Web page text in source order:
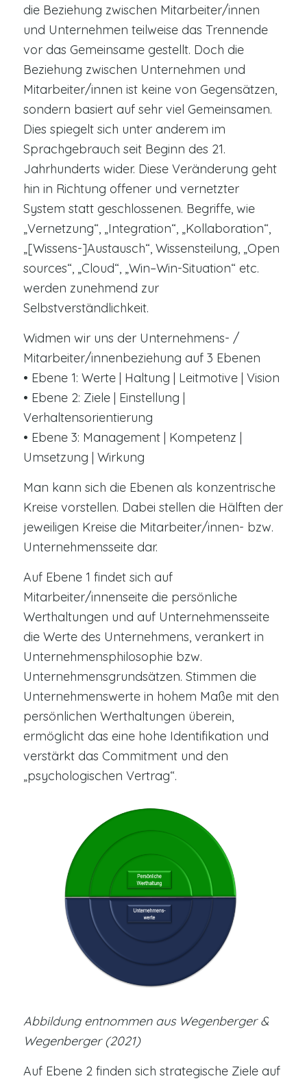
die Beziehung zwischen Mitarbeiter/innen
und Unternehmen teilweise das Trennende
vor das Gemeinsame gestellt. Doch die
Beziehung zwischen Unternehmen und
Mitarbeiter/innen ist keine von Gegensätzen,
sondern basiert auf sehr viel Gemeinsamen.
Dies spiegelt sich unter anderem im
Sprachgebrauch seit Beginn des 21.
Jahrhunderts wider. Diese Veränderung geht
hin in Richtung offener und vernetzter
System statt geschlossenen. Begriffe, wie
„Vernetzung“, „Integration“, „Kollaboration“,
„[Wissens-]Austausch“, Wissensteilung, „Open
sources“, „Cloud“, „Win–Win-Situation“ etc.
werden zunehmend zur
Selbstverständlichkeit.
Widmen wir uns der Unternehmens- /
Mitarbeiter/innenbeziehung auf 3 Ebenen
• Ebene 1: Werte | Haltung | Leitmotive | Vision
• Ebene 2: Ziele | Einstellung |
Verhaltensorientierung
• Ebene 3: Management | Kompetenz |
Umsetzung | Wirkung
Man kann sich die Ebenen als konzentrische
Kreise vorstellen. Dabei stellen die Hälften der
jeweiligen Kreise die Mitarbeiter/innen- bzw.
Unternehmensseite dar.
Auf Ebene 1 findet sich auf
Mitarbeiter/innenseite die persönliche
Werthaltungen und auf Unternehmensseite
die Werte des Unternehmens, verankert in
Unternehmensphilosophie bzw.
Unternehmensgrundsätzen. Stimmen die
Unternehmenswerte in hohem Maße mit den
persönlichen Werthaltungen überein,
ermöglicht das eine hohe Identifikation und
verstärkt das Commitment und den
„psychologischen Vertrag“.
Abbildung entnommen aus Wegenberger &
Wegenberger (2021)
Auf Ebene 2 finden sich strategische Ziele auf